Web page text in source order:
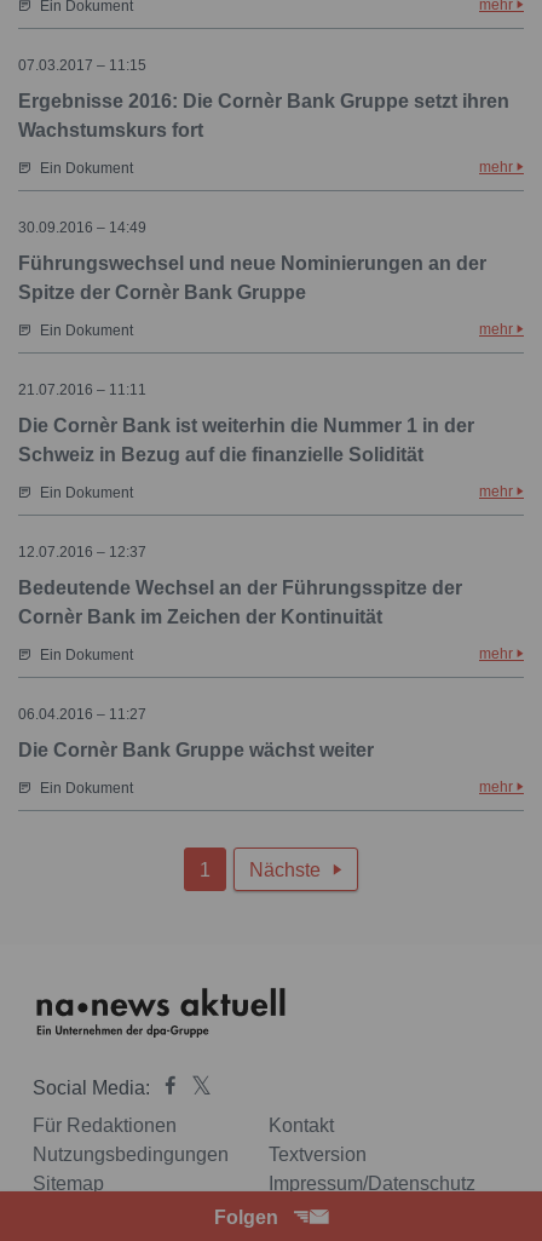
Folgen
Ein Dokument mehr
07.03.2017 – 11:15
Ergebnisse 2016: Die Cornèr Bank Gruppe setzt ihren
Wachstumskurs fort
Ein Dokument mehr
30.09.2016 – 14:49
Führungswechsel und neue Nominierungen an der
Spitze der Cornèr Bank Gruppe
Ein Dokument mehr
21.07.2016 – 11:11
Die Cornèr Bank ist weiterhin die Nummer 1 in der
Schweiz in Bezug auf die finanzielle Solidität
Ein Dokument mehr
12.07.2016 – 12:37
Bedeutende Wechsel an der Führungsspitze der
Cornèr Bank im Zeichen der Kontinuität
Ein Dokument mehr
06.04.2016 – 11:27
Die Cornèr Bank Gruppe wächst weiter
Ein Dokument mehr
1 Nächste 
Social Media:
Für Redaktionen
Kontakt
Nutzungsbedingungen
Textversion
Sitemap
Impressum/Datenschutz